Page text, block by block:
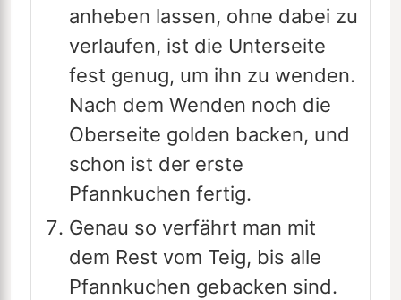
anheben lassen, ohne dabei zu
verlaufen, ist die Unterseite
fest genug, um ihn zu wenden.
Nach dem Wenden noch die
Oberseite golden backen, und
schon ist der erste
Pfannkuchen fertig.
Genau so verfährt man mit
dem Rest vom Teig, bis alle
Pfannkuchen gebacken sind.